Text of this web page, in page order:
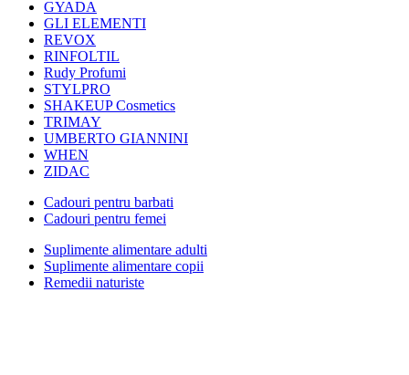
GYADA
GLI ELEMENTI
REVOX
RINFOLTIL
Rudy Profumi
STYLPRO
SHAKEUP Cosmetics
TRIMAY
UMBERTO GIANNINI
WHEN
ZIDAC
Cadouri pentru barbati
Cadouri pentru femei
Suplimente alimentare adulti
Suplimente alimentare copii
Remedii naturiste